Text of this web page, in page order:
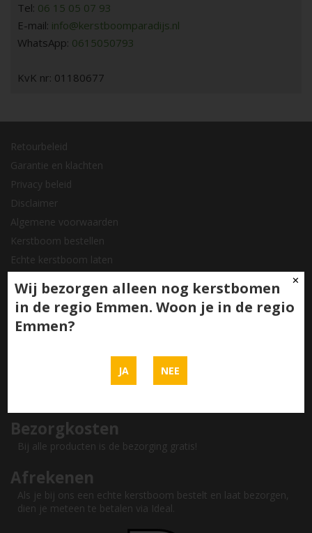
Tel: 06 15 05 07 93
E-mail: info@kerstboomparadijs.nl
WhatsApp: 0615050793
KvK nr: 01180677
Retourbeleid
Garantie en klachten
Privacy beleid
Disclaimer
Algemene voorwaarden
Kerstboom bestellen
Echte kerstboom laten
Nordmann kerstboom kopen
Grote kerstboom kopen
Echte Kerstboom thuisbezorgd
Vind ons op social media
Bezorgkosten
Bij alle producten is de bezorging gratis!
Afrekenen
Als je bij ons een echte kerstboom bestelt en laat bezorgen,
dien je meteen te betalen via Ideal.
✕
Wij bezorgen alleen nog kerstbomen
in de regio Emmen. Woon je in de regio
Emmen?
JA NEE